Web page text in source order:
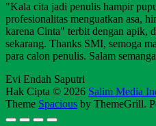
"Kala cita jadi penulis hampir
profesionalitas menguatkan asa,
karena Cinta" terbit dengan apik,
sekarang. Thanks SMI, semoga
para calon penulis. Salam
Evi Endah Saputri
Hak Cipta © 2026 Salim Media
Theme Spacious by ThemeGrill.